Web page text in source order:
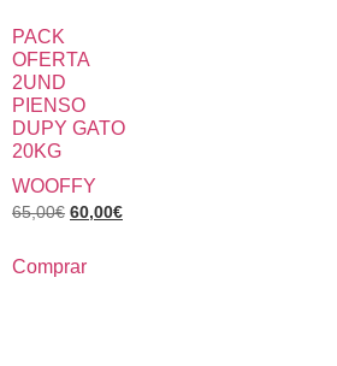
PACK
OFERTA
2UND
PIENSO
DUPY GATO
20KG
WOOFFY
65,00€ 60,00€
Comprar